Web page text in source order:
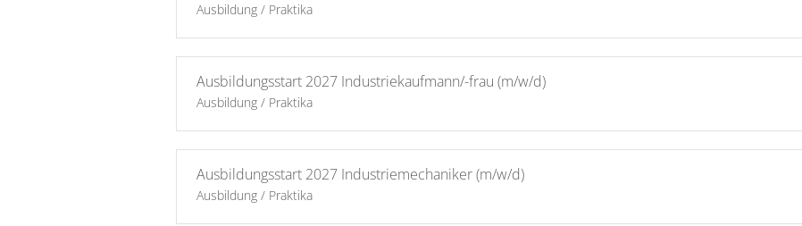
Ausbildung / Praktika
Ausbildungsstart 2027 Industriekaufmann/-frau (m/w/d)
Ausbildung / Praktika
Ausbildungsstart 2027 Industriemechaniker (m/w/d)
Ausbildung / Praktika